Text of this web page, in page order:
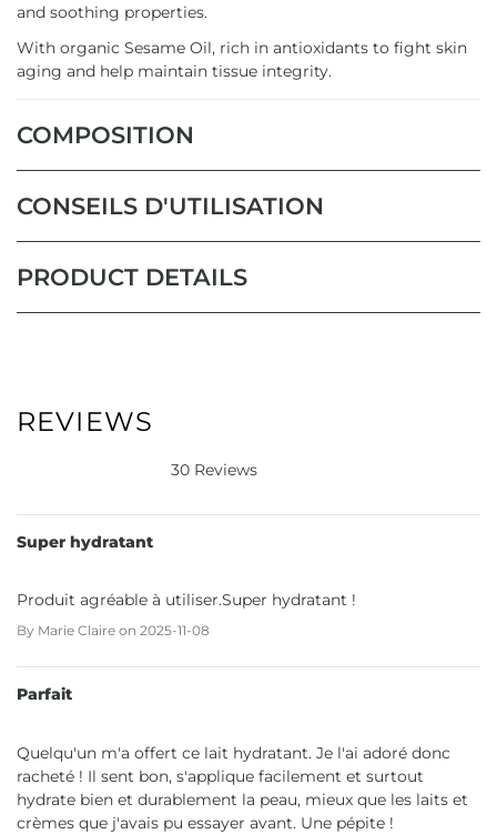
and soothing properties.
With organic Sesame Oil, rich in antioxidants to fight skin
aging and help maintain tissue integrity.
COMPOSITION
CONSEILS D'UTILISATION
PRODUCT DETAILS
REVIEWS
30 Reviews
Super hydratant
Produit agréable à utiliser.Super hydratant !
By Marie Claire on 2025-11-08
Parfait
Quelqu'un m'a offert ce lait hydratant. Je l'ai adoré donc
racheté ! Il sent bon, s'applique facilement et surtout
hydrate bien et durablement la peau, mieux que les laits et
crèmes que j'avais pu essayer avant. Une pépite !